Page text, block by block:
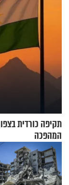
תקיפה כורדית
המהפכה